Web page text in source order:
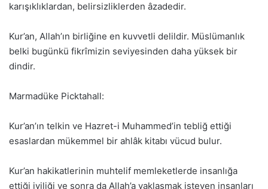
karışıklıklardan, belirsizliklerden âzadedir.
Kur’an, Allah’ın birliğine en kuvvetli delildir. Müslümanlık
belki bugünkü fikrîmizin seviyesinden daha yüksek bir
dindir.
Marmadüke Picktahall:
Kur’an’ın telkin ve Hazret-i Muhammed’in tebliğ ettiği
esaslardan mükemmel bir ahlâk kitabı vücud bulur.
Kur’an hakikatlerinin muhtelif memleketlerde insanlığa
ettiği iyiliği ve sonra da Allah’a yaklaşmak isteyen insanları